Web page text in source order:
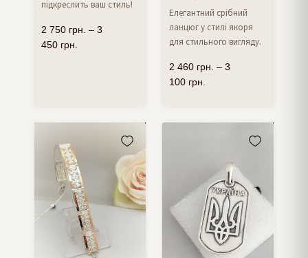
підкреслить ваш стиль!
2 750 грн. – 3
450 грн.
Елегантний срібний
ланцюг у стилі якоря
для стильного вигляду.
2 460 грн. – 3
100 грн.